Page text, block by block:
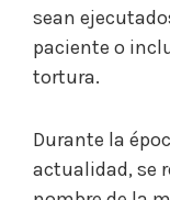
sean
paciente o
tortura.
Durante la
actualidad, se